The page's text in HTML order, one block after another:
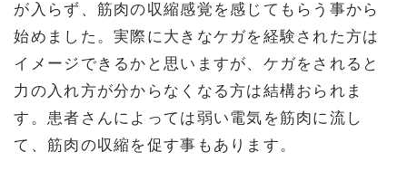
が入らず、筋肉の収縮感覚を感じてもらう事から
始めました。実際に大きなケガを経験された方は
イメージできるかと思いますが、ケガをされると
力の入れ方が分からなくなる方は結構おられま
す。患者さんによっては弱い電気を筋肉に流し
て、筋肉の収縮を促す事もあります。